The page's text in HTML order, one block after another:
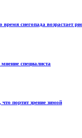
время снегопада возрастает
специалиста
портит зрение зимой